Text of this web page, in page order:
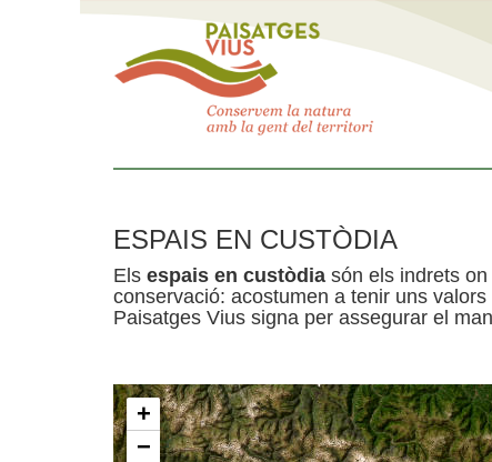
ESPAIS EN CUSTÒDIA
Els espais en custòdia són els indrets
conservació: acostumen a tenir uns
Paisatges Vius signa per assegurar el
+
−